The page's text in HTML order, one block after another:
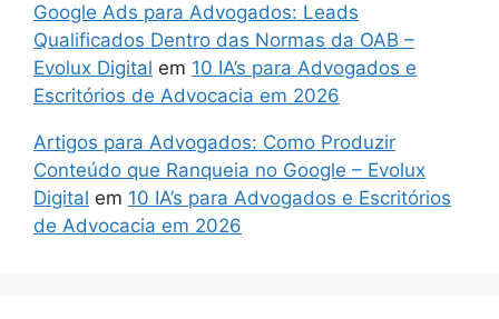
Google Ads para Advogados: Leads
Qualificados Dentro das Normas da OAB –
Evolux Digital em 10 IA’s para Advogados e
Escritórios de Advocacia em 2026
Artigos para Advogados: Como Produzir
Conteúdo que Ranqueia no Google – Evolux
Digital em 10 IA’s para Advogados e Escritórios
de Advocacia em 2026